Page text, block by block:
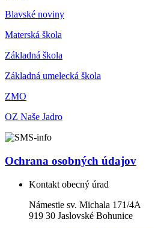
Blavské noviny
Materská škola
Základná škola
Základná umelecká škola
ZMO
OZ Naše Jadro
Ochrana osobných údajov
Kontakt obecný úrad
Námestie sv. Michala 171/4A
919 30 Jaslovské Bohunice